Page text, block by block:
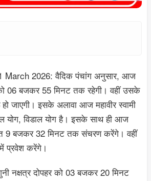
March 2026: वैदिक पंचांग अनुसार, आज
06 बजकर 55 मिनट तक रहेगी। वहीं उसके
जाएगी। इसके अलावा आज महावीर स्वामी
योग, विडाल योग है। इसके साथ ही आज
9 बजकर 32 मिनट तक संचरण करेंगे। वहीं
प्रवेश करेंगे।
नक्षत्र दोपहर को 03 बजकर 20 मिनट